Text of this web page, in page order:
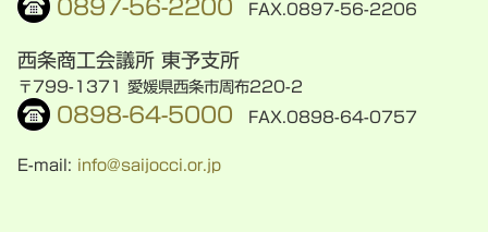
0897-56-2200 FAX.0897-56-2206
西条商工会議所 東予支所
〒799-1371 愛媛県西条市周布220-2
0898-64-5000 FAX.0898-64-0757
E-mail: info@saijocci.or.jp